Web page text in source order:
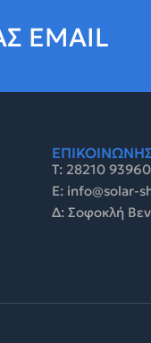
EMAIL
Τ: 28210 93960
E: info@solar-
Δ: Σοφοκλή